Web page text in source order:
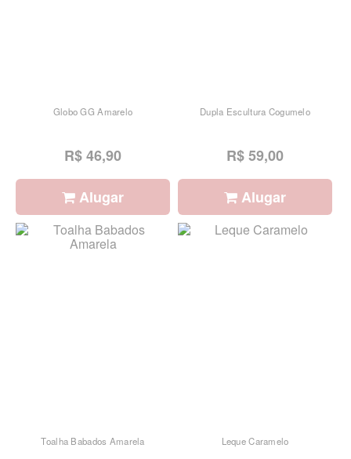
Globo GG Amarelo
R$ 46,90
Alugar
Dupla Escultura Cogumelo
R$ 59,00
Alugar
Toalha Babados Amarela Leque Caramelo